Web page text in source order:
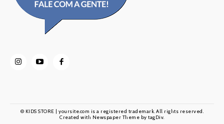
© KIDS STORE | yoursite.com is a registered trademark. All rights reserved.
Created with Newspaper Theme by tagDiv.